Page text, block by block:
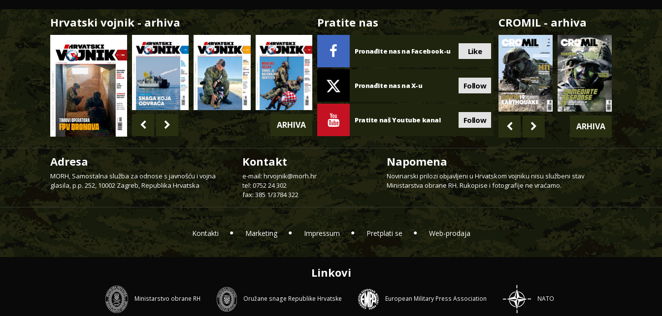
Hrvatski vojnik - arhiva
ARHIVA
Pratite nas
Pronađite nas na Facebook-u Like
Pronađite nas na X-u Follow
Pratite naš Youtube kanal Follow
CROMIL - arhiva
ARHIVA
Adresa
MORH, Samostalna služba za odnose s javnošću i vojna
glasila, p.p. 252, 10002 Zagreb, Republika Hrvatska
Kontakt
e-mail: hrvojnik@morh.hr
tel: 0752 24 302
fax: 385 1/3784 322
Napomena
Novinarski prilozi objavljeni u Hrvatskom vojniku nisu službeni stav
Ministarstva obrane RH. Rukopise i fotografije ne vraćamo.
Kontakti Marketing Impressum Pretplati se Web-prodaja
Linkovi
Ministarstvo obrane RH Oružane snage Republike Hrvatske European Military Press Association NATO